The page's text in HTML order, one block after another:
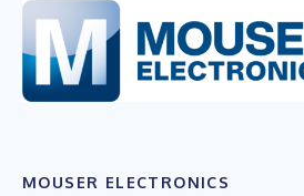
MOUSER ELECTRONICS